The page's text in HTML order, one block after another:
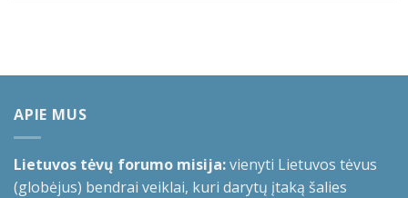
APIE MUS
Lietuvos tėvų forumo misija:vienyti Lietuvos tėvus
(globėjus) bendrai veiklai, kuri darytų įtaką šalies